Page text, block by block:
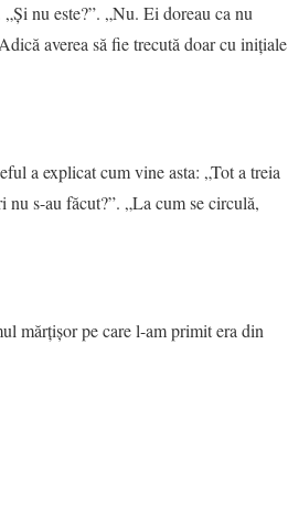
nu este?”. „Nu. Ei doreau ca nu
averea să fie trecută doar cu inițiale
a explicat cum vine asta: „Tot a treia
nu s-au făcut?”. „La cum se circulă,
mărțișor pe care l-am primit era din